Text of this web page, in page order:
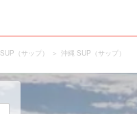
SUP（サップ） 沖縄 SUP（サップ）